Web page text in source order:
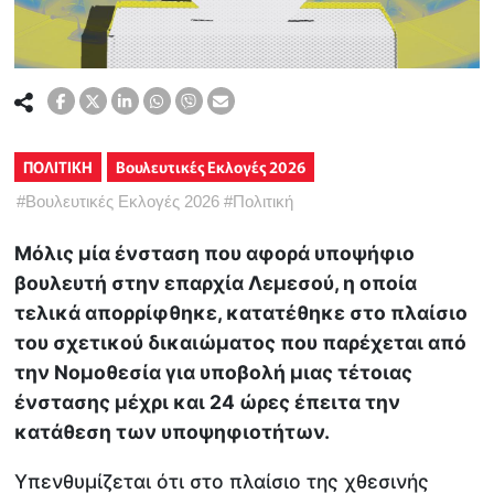
ΠΟΛΙΤΙΚΗ Βουλευτικές Εκλογές 2026
#Βουλευτικές Εκλογές 2026 #Πολιτική
Μόλις μία ένσταση που αφορά υποψήφιο
βουλευτή στην επαρχία Λεμεσού, η οποία
τελικά απορρίφθηκε, κατατέθηκε στο πλαίσιο
του σχετικού δικαιώματος που παρέχεται από
την Νομοθεσία για υποβολή μιας τέτοιας
ένστασης μέχρι και 24 ώρες έπειτα την
κατάθεση των υποψηφιοτήτων.
Υπενθυμίζεται ότι στο πλαίσιο της χθεσινής